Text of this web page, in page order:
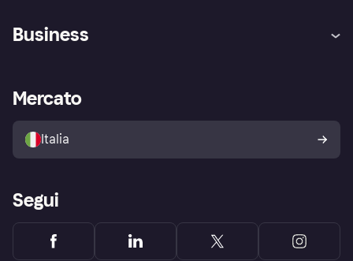
Esplora i negozi
Politica di protezione
dell'acquirente Klarna
Business
Accesso aziende
Mercato
Italia
Segui